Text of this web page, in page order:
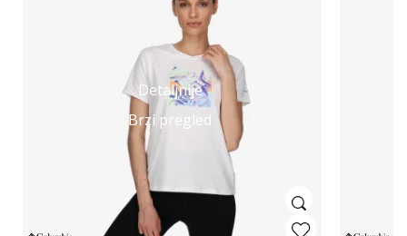
Detaljnije
Brzi pregled